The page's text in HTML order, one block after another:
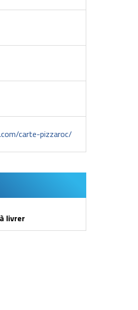
carte-pizzaroc/
livrer